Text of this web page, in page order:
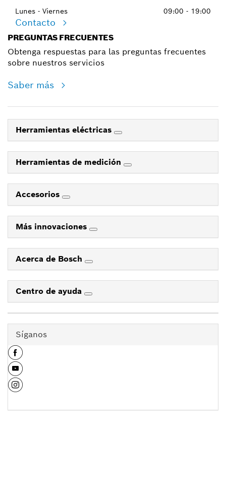
Lunes - Viernes 09:00 - 19:00
Contacto
PREGUNTAS FRECUENTES
Obtenga respuestas para las preguntas frecuentes
sobre nuestros servicios
Saber más
Herramientas eléctricas
Herramientas de medición
Accesorios
Más innovaciones
Acerca de Bosch
Centro de ayuda
Síganos